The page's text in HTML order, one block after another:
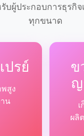
บผู้ประกอบการธุรกิจ
ทุกขนาด
ปรย์
สูง
น
ข
ผลิ